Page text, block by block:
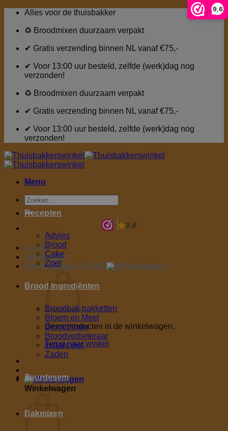
9,6
inhoud
Alles voor de thuisbakker
♻ Broodmixen duurzaam verpakt
✔ Gratis verzending binnen NL vanaf €75,-
✔ Voor 13:00 uur besteld, zelfde (werk)dag nog
verzonden!
♻ Broodmixen duurzaam verpakt
✔ Gratis verzending binnen NL vanaf €75,-
✔ Voor 13:00 uur besteld, zelfde (werk)dag nog
verzonden!
Menu
Zoeken
naar:
Login
Verlanglijst
Winkelwagen / € 0,00
Geen producten in de winkelwagen.
Terug naar winkel
Winkelwagen
Recepten
Advies
Brood
Cake
Zoet
Brood Ingrediënten
Broodbak pakketten
Bloem en Meel
Broodmixen
Broodverbeteraar
Instant gist
Zaden
Zuurdesem
Bakmixen